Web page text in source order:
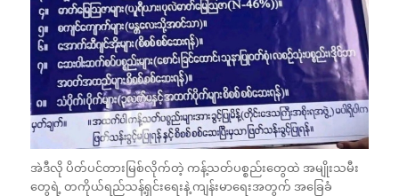
အဲဒီလို ပိတ်ပင်တားမြစ်လိုက်တဲ့ ကန့်သတ်ပစ္စည်းတွေထဲ အမျိုးသမီး
တွေရဲ့ တကိုယ်ရည်သန့်ရှင်းရေးနဲ့ ကျန်းမာရေးအတွက် အခြေခံ